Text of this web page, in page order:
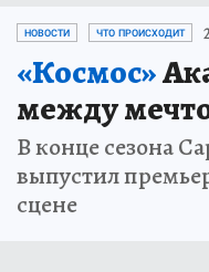
НОВОСТИ ЧТО ПРОИСХОДИТ
«Космос»
между
В конце сезона
выпустил
сцене